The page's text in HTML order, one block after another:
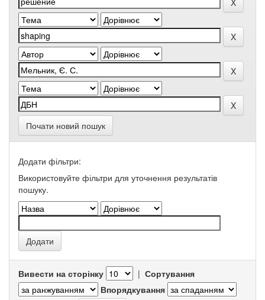
Почати новий пошук
Додати фільтри:
Використовуйте фільтри для уточнення результатів
пошуку.
Вивести на сторінку | Сортування
Впорядкування